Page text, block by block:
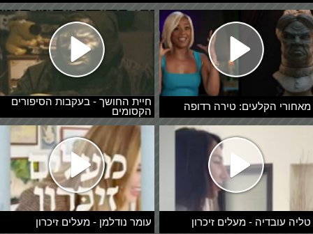
מאחורי הקלעים: טירה רדופה
חיית החושך - בעקבות הסיפורים
הקסומים
טליה עובדיה - מעלים זיכרון עומר נודלמן - מעלים זיכרון